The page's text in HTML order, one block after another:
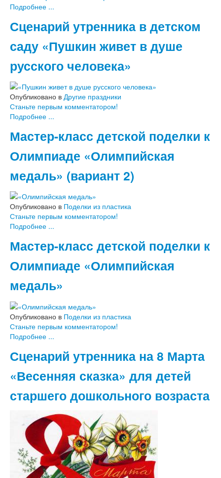
Поделки к 23 Февраля
Поделки к Масленице
Поделки к 8 Марта
Детские стихи про детский сад
Детские стихи про семью
Детские стихи о временах года
Детские стихи к праздникам
Детские стихи про спорт и здоровье
Загадки для детей в стихах
Подробнее ...
Сценарий утренника в детском
саду «Пушкин живет в душе
русского человека»
Опубликовано в Другие праздники
Станьте первым комментатором!
Подробнее ...
Мастер-класс детской поделки к
Олимпиаде «Олимпийская
медаль» (вариант 2)
Опубликовано в Поделки из пластика
Станьте первым комментатором!
Подробнее ...
Мастер-класс детской поделки к
Олимпиаде «Олимпийская
медаль»
Опубликовано в Поделки из пластика
Станьте первым комментатором!
Подробнее ...
Сценарий утренника на 8 Марта
«Весенняя сказка» для детей
старшего дошкольного возраста